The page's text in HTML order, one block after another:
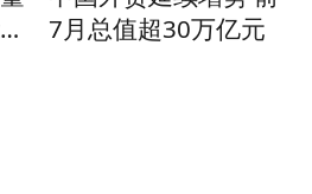
7月总值超30万亿元